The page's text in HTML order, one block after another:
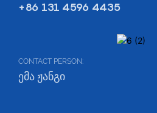
+86 131 4596 4435
CONTACT PERSON:
ემა ჟანგი